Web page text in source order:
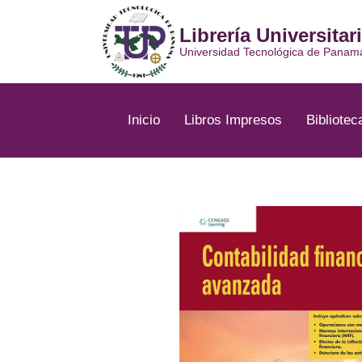
Librería
Universidad Tecnológica de
Inicio Libros Impresos